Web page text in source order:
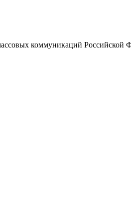
коммуникаций Российской